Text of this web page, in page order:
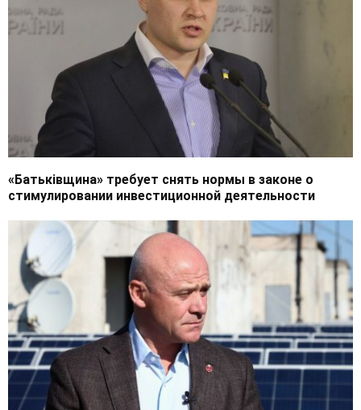
«Батьківщина» требует снять нормы в законе о
стимулировании инвестиционной деятельности